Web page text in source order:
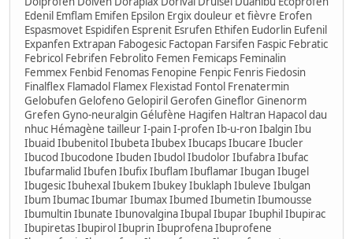
Edenil Emflam Emifen Epsilon Ergix douleur et fièvre Erofen
Espasmovet Espidifen Esprenit Esrufen Ethifen Eudorlin Eufenil
Expanfen Extrapan Fabogesic Factopan Farsifen Faspic Febratic
Febricol Febrifen Febrolito Femen Femicaps Feminalin
Femmex Fenbid Fenomas Fenopine Fenpic Fenris Fiedosin
Finalflex Flamadol Flamex Flexistad Fontol Frenatermin
Gelobufen Gelofeno Gelopiril Gerofen Gineflor Ginenorm
Grefen Gyno-neuralgin Gélufène Hagifen Haltran Hapacol dau
nhuc Hémagène tailleur I-pain I-profen Ib-u-ron Ibalgin Ibu
Ibuaid Ibubenitol Ibubeta Ibubex Ibucaps Ibucare Ibucler
Ibucod Ibucodone Ibuden Ibudol Ibudolor Ibufabra Ibufac
Ibufarmalid Ibufen Ibufix Ibuflam Ibuflamar Ibugan Ibugel
Ibugesic Ibuhexal Ibukem Ibukey Ibuklaph Ibuleve Ibulgan
Ibum Ibumac Ibumar Ibumax Ibumed Ibumetin Ibumousse
Ibumultin Ibunate Ibunovalgina Ibupal Ibupar Ibuphil Ibupirac
Ibupiretas Ibupirol Ibuprin Ibuprofena Ibuprofene